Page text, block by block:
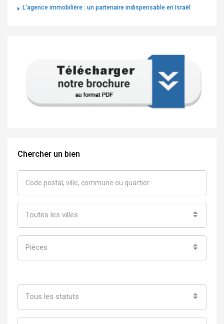
L’agence immobilière : un partenaire indispensable en Israël
Chercher un bien
Toutes les villes
Pièces
Tous les statuts